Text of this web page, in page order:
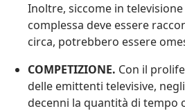
Inoltre, siccome in
complessa deve essere
circa, potrebbero essere
COMPETIZIONE. Con il
delle emittenti televisive,
decenni la quantità di tempo